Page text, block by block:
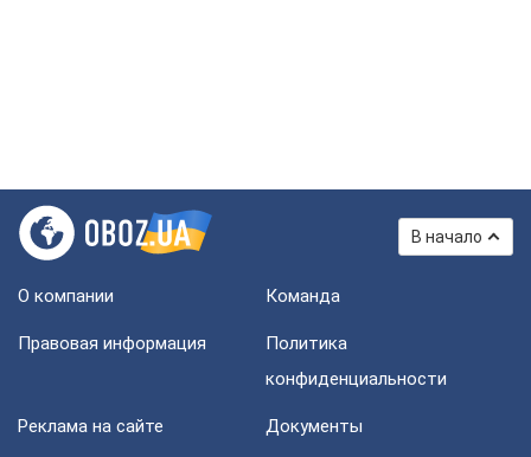
В начало
О компании Команда
Правовая информация
Политика
конфиденциальности
Реклама на сайте Документы